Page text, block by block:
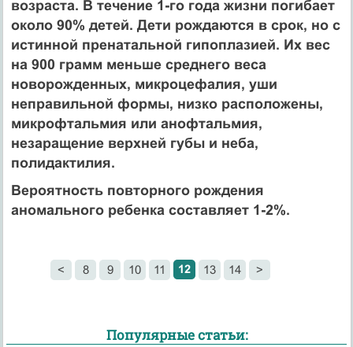
возраста. В течение 1-го года жизни погибает
около 90% детей. Дети рождаются в срок, но с
истинной пренатальной гипоплазией. Их вес
на 900 грамм меньше среднего веса
новорожденных, микроцефалия, уши
неправильной формы, низко расположены,
микрофтальмия или анофтальмия,
незаращение верхней губы и неба,
полидактилия.
Вероятность повторного рождения
аномального ребенка составляет 1-2%.
< 8 9 10 11 12 13 14 >
Популярные статьи: